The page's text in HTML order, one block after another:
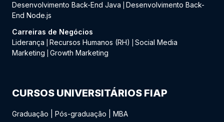
Desenvolvimento Back-End Java
Desenvolvimento Back-
End Node.js
Carreiras de Negócios
Liderança
Recursos Humanos (RH)
Social Media
Marketing
Growth Marketing
CURSOS UNIVERSITÁRIOS FIAP
Graduação Pós-graduação MBA